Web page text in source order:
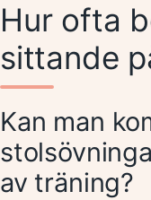
Hur ofta
sittande
Kan man
av träning?